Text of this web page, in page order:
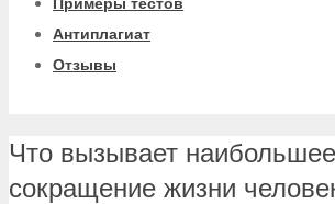
Антиплагиат
Отзывы
Что вызывает наибольшее
сокращение жизни